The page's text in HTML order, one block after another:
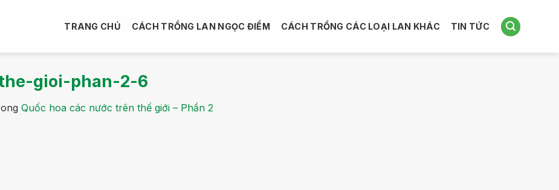
TRANG CHỦ CÁCH TRỒNG LAN NGỌC ĐIỂM CÁCH TRỒNG CÁC LOẠI LAN KHÁC TIN TỨC
gioi-phan-2-6
Quốc hoa các nước trên thế giới – Phần 2